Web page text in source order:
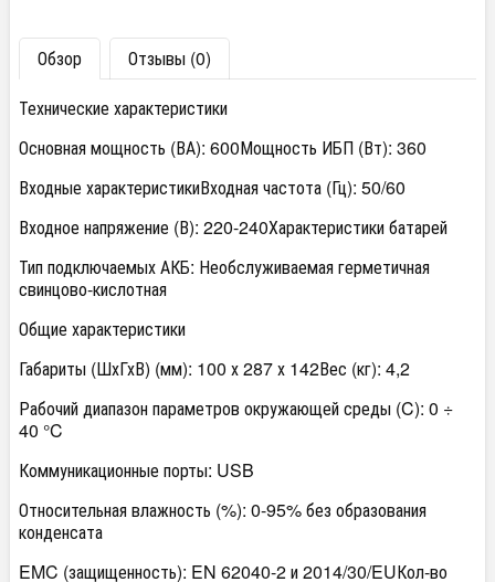
Обзор
Отзывы (0)
Технические характеристики
Основная мощность (ВА): 600Мощность ИБП (Вт): 360
Входные характеристикиВходная частота (Гц): 50/60
Входное напряжение (В): 220-240Характеристики батарей
Тип подключаемых АКБ: Необслуживаемая герметичная
свинцово-кислотная
Общие характеристики
Габариты (ШхГхВ) (мм): 100 х 287 х 142Вес (кг): 4,2
Рабочий диапазон параметров окружающей среды (C): 0 ÷
40 °C
Коммуникационные порты: USB
Относительная влажность (%): 0-95% без образования
конденсата
EMC (защищенность): EN 62040-2 и 2014/30/EUКол-во